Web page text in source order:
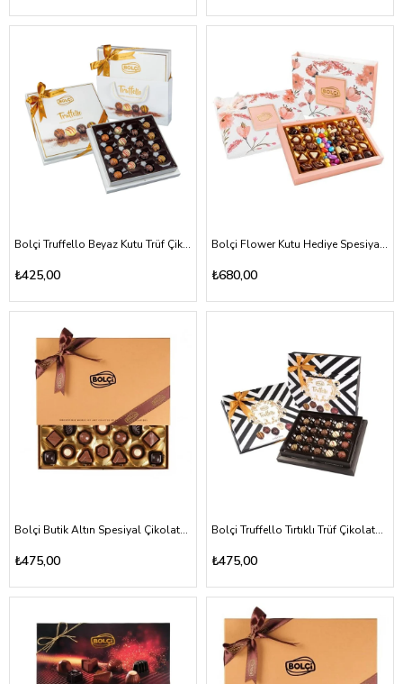
Bolçi Truffello Beyaz Kutu Trüf Çikolata 216g
₺425,00
Bolçi Flower Kutu Hediye Spesiyal Çikolata 500g
₺680,00
Bolçi Butik Altın Spesiyal Çikolata Kutu 250g
₺475,00
Bolçi Truffello Tırtıklı Trüf Çikolata 270g
₺475,00